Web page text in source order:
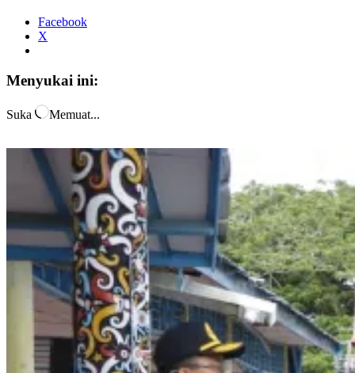
Facebook
X
Menyukai ini:
Suka Memuat...